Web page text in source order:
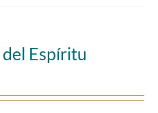
Espíritu